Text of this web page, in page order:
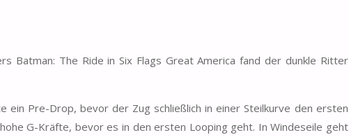
Batman: The Ride in Six Flags Great America fand der dunkle Ritter
ein Pre-Drop, bevor der Zug schließlich in einer Steilkurve den ersten
G-Kräfte, bevor es in den ersten Looping geht. In Windeseile geht